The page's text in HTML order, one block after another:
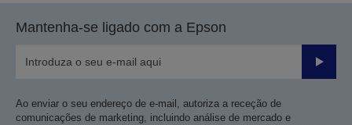
anterior
Mantenha-se ligado com a Epson
Enviar
Ao enviar o seu endereço de e-mail, autoriza a receção de
comunicações de marketing, incluindo análise de mercado e